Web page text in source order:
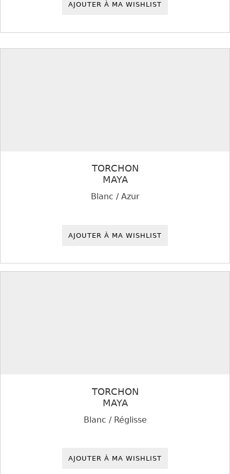
AJOUTER À MA WISHLIST
TORCHON
MAYA
Blanc / Azur
AJOUTER À MA WISHLIST
TORCHON
MAYA
Blanc / Réglisse
AJOUTER À MA WISHLIST